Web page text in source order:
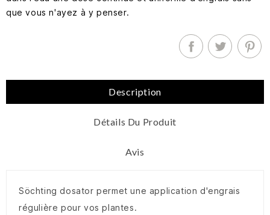
que vous n'ayez à y penser.
Description
Détails Du Produit
Avis
Söchting dosator permet une application d'engrais
régulière pour vos plantes.